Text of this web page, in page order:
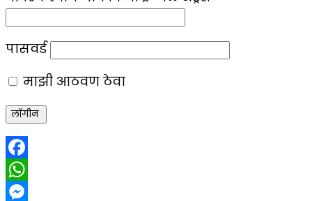
पासवर्ड
माझी आठवण ठेवा
Facebook
WhatsApp